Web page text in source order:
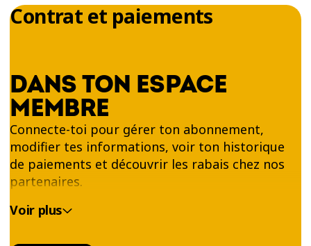
Contrat et paiements
DANS TON ESPACE
MEMBRE
Connecte-toi pour gérer ton abonnement,
modifier tes informations, voir ton historique
de paiements et découvrir les rabais chez nos
partenaires.
Voir plus